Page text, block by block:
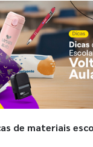
de materiais